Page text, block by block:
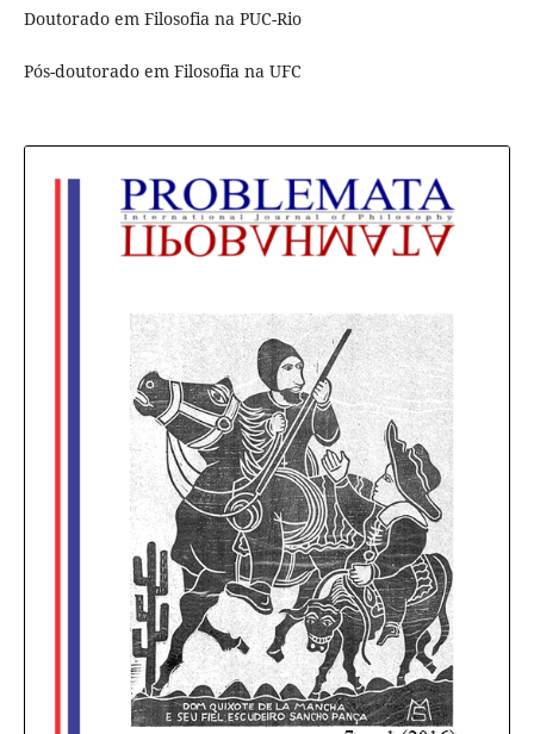
Doutorado em Filosofia na PUC-Rio
Pós-doutorado em Filosofia na UFC